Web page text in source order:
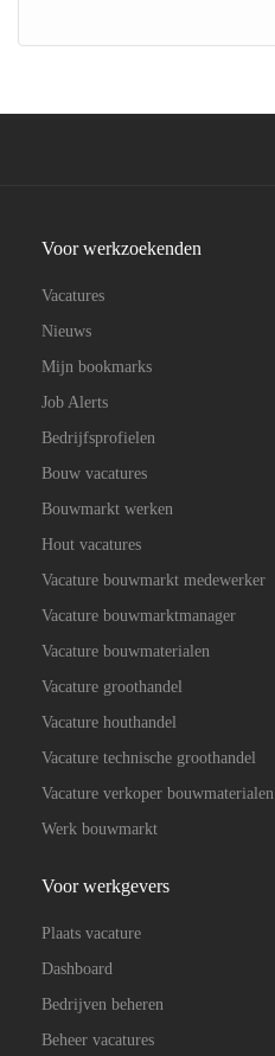
Voor werkzoekenden
Vacatures
Nieuws
Mijn bookmarks
Job Alerts
Bedrijfsprofielen
Bouw vacatures
Bouwmarkt werken
Hout vacatures
Vacature bouwmarkt medewerker
Vacature bouwmarktmanager
Vacature bouwmaterialen
Vacature groothandel
Vacature houthandel
Vacature technische groothandel
Vacature verkoper bouwmaterialen
Werk bouwmarkt
Voor werkgevers
Plaats vacature
Dashboard
Bedrijven beheren
Beheer vacatures